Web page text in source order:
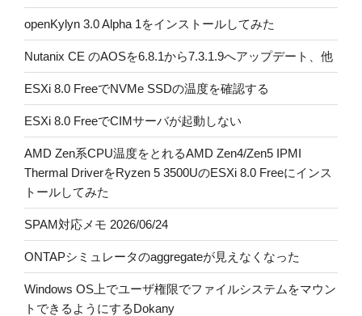
openKylyn 3.0 Alpha 1をインストールしてみた
Nutanix CE のAOSを6.8.1から7.3.1.9へアップデート、他
ESXi 8.0 FreeでNVMe SSDの温度を確認する
ESXi 8.0 FreeでCIMサーバが起動しない
AMD Zen系CPU温度をとれるAMD Zen4/Zen5 IPMI
Thermal DriverをRyzen 5 3500UのESXi 8.0 Freeにインス
トールしてみた
SPAM対応メモ 2026/06/24
ONTAPシミュレータのaggregateが見えなくなった
Windows OS上でユーザ権限でファイルシステムをマウン
トできるようにするDokany